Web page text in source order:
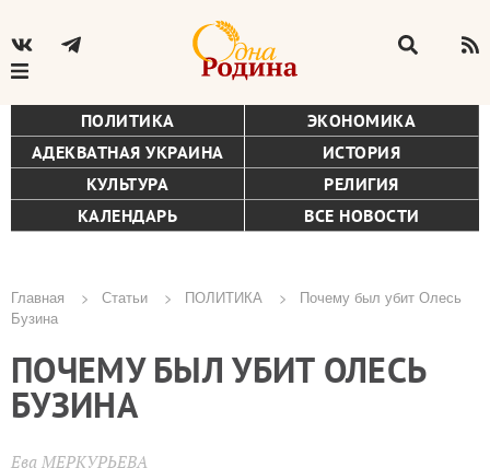
ПОЛИТИКА
ЭКОНОМИКА
АДЕКВАТНАЯ УКРАИНА
ИСТОРИЯ
КУЛЬТУРА
РЕЛИГИЯ
КАЛЕНДАРЬ
ВСЕ НОВОСТИ
Строка
навигации
Главная Статьи ПОЛИТИКА
Почему был убит Олесь
Бузина
ПОЧЕМУ БЫЛ УБИТ ОЛЕСЬ
БУЗИНА
Ева МЕРКУРЬЕВА